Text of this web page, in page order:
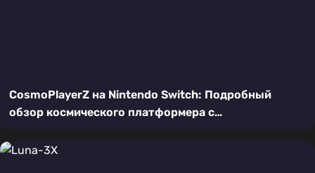
CosmoPlayerZ на Nintendo Switch: Подробный
обзор космического платформера с